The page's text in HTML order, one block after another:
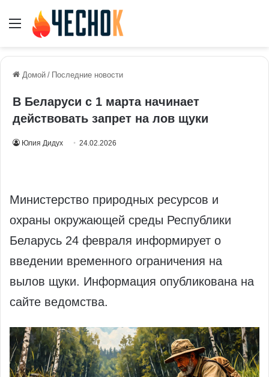
Меню
Домой / Последние новости
В Беларуси с 1 марта начинает
действовать запрет на лов щуки
Юлия Дидух 24.02.2026
Министерство природных ресурсов и
охраны окружающей среды Республики
Беларусь 24 февраля информирует о
введении временного ограничения на
вылов щуки. Информация опубликована на
сайте ведомства.